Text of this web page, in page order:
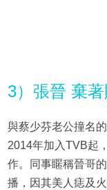
3）張晉 棄
與蔡少芬老公撞名
2014年加入TVB起
作。同事䁥稱晉哥
播，因其美人痣及